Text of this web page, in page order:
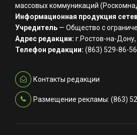
массовых коммуникаций
Информационная продукция
Учредитель — Общество с
Адрес редакции: г.Ростов-на-Дону,
Телефон редакции: (863) 529-86-56
Контакты редакции
Размещение рекламы: (863)